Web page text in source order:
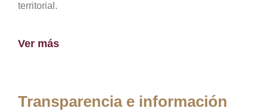
territorial.
Ver más
Transparencia e información